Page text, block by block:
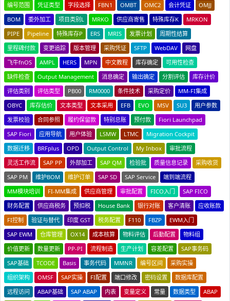
编号范围
凭证类型 字段选择 FBN1 OMBT OMC2 会计凭证
OMJJ
BOM
委外加工 项目类别L MRKO 供应商寄售 特殊库存K
MRKON
PIPE
Pipeline 特殊库存P ERS MRIS 发票计划
周期性结算
里程碑付款
变更追踪 版本管理 采购凭证 SFTP WebDAV
网盘
飞牛fnOS
AMPL HERS MPN 中文教程 库存确定
可用性检查
缺件检查
Output Management 消息确定 输出确定 分割评估
库存计价
评估类别
评估类型 PB00 RM0000 条件技术 采购定价
MM-FI集成
OBYC
库存估价 文本类型 文本采用 EFB EVO MSV SU3
用户参数
发票校验
合同参照 履约保留款 特别总账 预付款
Fiori Launchpad
SAP Fiori
应用导航 用户体验 LSMW LTMC
Migration Cockpit
数据迁移
BRFplus OPD Output Control My Inbox
审批流程
灵活工作流
SAP PP 外部加工 SAP QM 检验批 质量信息记录
采购收货
SAP PM
维护BOM 维护订单 SAP SD SAP Service
端到端流程
MM模块培训
FI-MM集成 供应商管理 审批配置 FICO入门
SAP FICO
财务配置
供应商税务 预扣税 House Bank 银行对账 客户清账
应收账款
FI控制
验证与替代 印度 GST 税务配置 F110 FBZP
EWM入门
SAP EWM
仓库管理 OX14 成本核算 物料评估 后勤配置
物料组
价值更新
数量更新 PP-PI 流程制造 生产计划 容差配置
SAP事务码
SAP基础
TCODE Basis 事务代码 MMNR 编号区间
采购实操
组织架构
OMSF SAP实操 FI配置 端口修改 密码设置
数据库配置
远程访问
ABAP基础 SAP ABAP 内表 变量定义 常量 数据类型
ABAP